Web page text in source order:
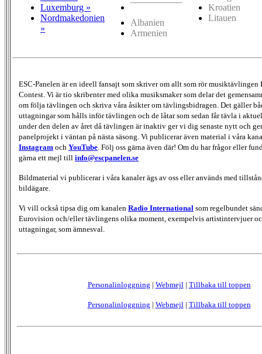
Luxemburg »
Nordmakedonien
»
Albanien
Armenien
Kroatien
Litauen
ESC-Panelen är en ideell fansajt som skriver om allt som rör musiktävlingen
Contest. Vi är tio skribenter med olika musiksmaker som delar det
om följa tävlingen och skriva våra åsikter om tävlingsbidragen. Det gäller
uttagningar som hålls inför tävlingen och de låtar som sedan får tävla i
under den delen av året då tävlingen är inaktiv ger vi dig senaste nytt och
panelprojekt i väntan på nästa säsong. Vi publicerar även material i våra
Instagram och YouTube . Följ oss gärna även där! Om du har frågor eller
gärna ett mejl till info@escpanelen.se
Bildmaterial vi publicerar i våra kanaler ägs av oss eller används med
bildägare.
Vi vill också tipsa dig om kanalen Radio International som regelbundet
Eurovision och/eller tävlingens olika moment, exempelvis artistintervjuer
uttagningar, som ämnesval.
Personalinloggning | Webmejl | Tillbaka till toppen
Personalinloggning | Webmejl | Tillbaka till toppen